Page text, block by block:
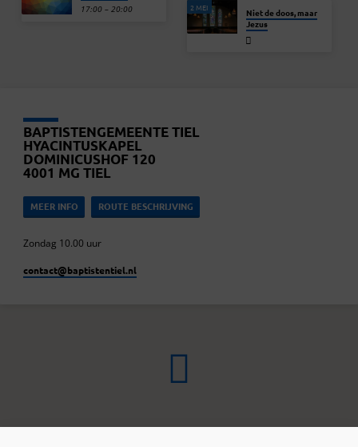
17:00 – 20:00 2 MEI
Niet de doos, maar
Jezus
BAPTISTENGEMEENTE TIEL
HYACINTUSKAPEL
DOMINICUSHOF 120
4001 MG TIEL
MEER INFO ROUTE BESCHRIJVING
Zondag 10.00 uur
contact​@baptistentiel.nl